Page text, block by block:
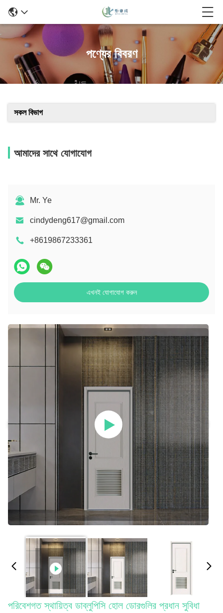
পণ্যের বিবরণ
সকল বিভাগ
আমাদের সাথে যোগাযোগ
Mr. Ye
cindydeng617@gmail.com
+8619867233361
এখনই যোগাযোগ করুন
পরিবেশগত স্থায়িত্ব ডাব্লুপিসি হোল ডোরগুলির প্রধান সুবিধা